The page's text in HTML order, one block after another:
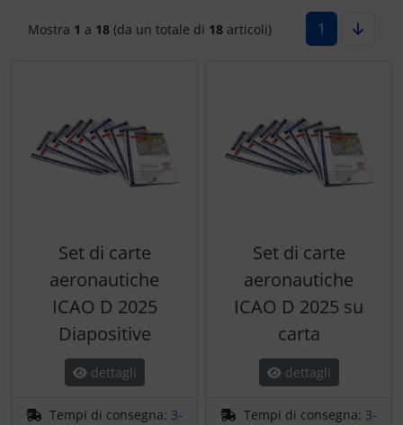
Mostra 1 a 18 (da un totale di 18 articoli) 1
Set di carte
aeronautiche
ICAO D 2025
Diapositive
dettagli
Tempi di consegna: 3-
Set di carte
aeronautiche
ICAO D 2025 su
carta
dettagli
Tempi di consegna: 3-
Letteratura / Libri
Orologi da pilota
Pedane per le ginocchia
Rifornimento e smaltimento
Rilassamento
Cuffie, auricolari
ELT, trasmettitore di emergenza
FLARM® e ADS-B
Paracadutisti
Montaggio e trasporto
Navigazione
Ossigeno, gas e fuoco
Variometro
Camicie Flyer
Carte aeronautiche
Giochi di volo
Immagini, arte, dipinti
Orologi da pilota
Per bambini piloti
Portachiavi